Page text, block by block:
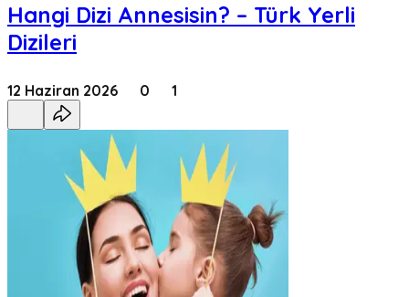
Hangi Dizi Annesisin? – Türk Yerli
Dizileri
12 Haziran 2026 0 1